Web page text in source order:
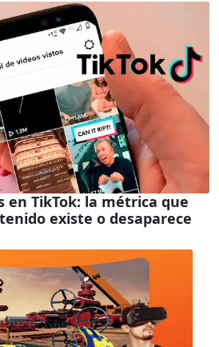
en TikTok: la métrica que
existe o desaparece